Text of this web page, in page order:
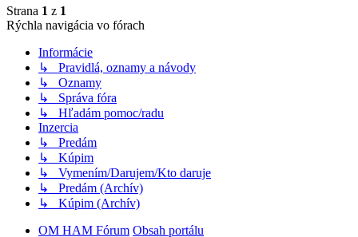
Strana 1 z 1
Rýchla navigácia vo fórach
Informácie
↳ Pravidlá, oznamy a návody
↳ Oznamy
↳ Správa fóra
↳ Hľadám pomoc/radu
Inzercia
↳ Predám
↳ Kúpim
↳ Vymením/Darujem/Kto daruje
↳ Predám (Archív)
↳ Kúpim (Archív)
OM HAM Fórum Obsah portálu